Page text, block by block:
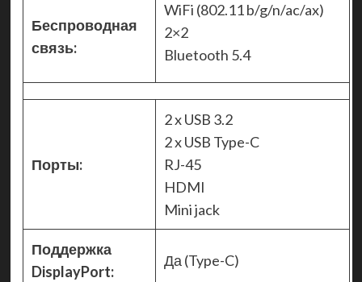
Беспроводная
связь:
WiFi (802.11 b/g/n/ac/ax)
2×2
Bluetooth 5.4
Порты:
2 x USB 3.2
2 x USB Type-C
RJ-45
HDMI
Mini jack
Поддержка
DisplayPort:
Да (Type-C)